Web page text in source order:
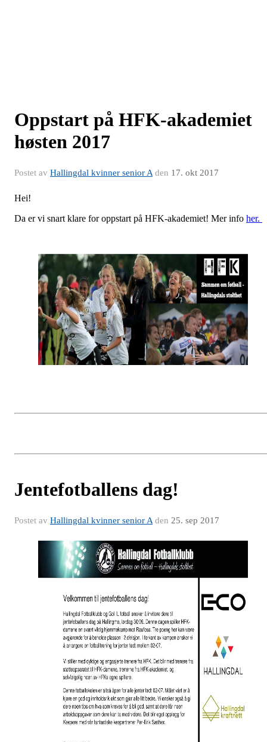
Oppstart på HFK-akademiet
høsten 2017
Postet av Hallingdal kvinner senior A den 17. okt 2017
Hei!
Da er vi snart klare for oppstart på HFK-akademiet! Mer info her.
Jentefotballens dag!
Postet av Hallingdal kvinner senior A den 25. sep 2017